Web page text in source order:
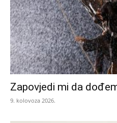
Zapovjedi mi da
9. kolovoza 2026.